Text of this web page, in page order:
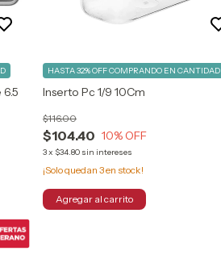
Inserto Pc 1/9 10Cm
$104.40
$116.00
10% OFF
3x $34.80 sin intereses
HASTA 32% OFFCOMPRANDO EN CANTIDAD
¡Solo quedan 3en stock!